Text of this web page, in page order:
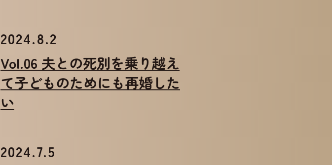
2024.8.2
Vol.06 夫との死別を乗り越え
て子どものためにも再婚した
い
2024.7.5